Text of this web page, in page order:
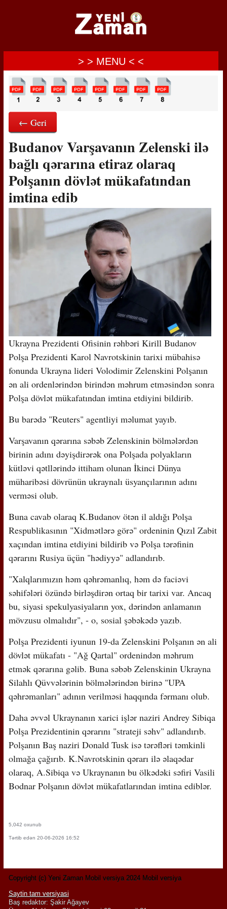
> > MENU < <
← Geri
Budanov Varşavanın Zelenski ilə
bağlı qərarına etiraz olaraq
Polşanın dövlət mükafatından
imtina edib
Ukrayna Prezidenti Ofisinin rəhbəri Kirill Budanov
Polşa Prezidenti Karol Navrotskinin tarixi mübahisə
fonunda Ukrayna lideri Volodimir Zelenskini Polşanın
ən ali ordenlərindən birindən məhrum etməsindən sonra
Polşa dövlət mükafatından imtina etdiyini bildirib.
Bu barədə "Reuters" agentliyi məlumat yayıb.
Varşavanın qərarına səbəb Zelenskinin bölmələrdən
birinin adını dəyişdirərək ona Polşada polyakların
kütləvi qətllərində ittiham olunan İkinci Dünya
müharibəsi dövrünün ukraynalı üsyançılarının adını
verməsi olub.
Buna cavab olaraq K.Budanov ötən il aldığı Polşa
Respublikasının "Xidmətlərə görə" ordeninin Qızıl Zabit
xaçından imtina etdiyini bildirib və Polşa tərəfinin
qərarını Rusiya üçün "hədiyyə" adlandırıb.
"Xalqlarımızın həm qəhrəmanlıq, həm də faciəvi
səhifələri özündə birləşdirən ortaq bir tarixi var. Ancaq
bu, siyasi spekulyasiyaların yox, dərindən anlamanın
mövzusu olmalıdır", - o, sosial şəbəkədə yazıb.
Polşa Prezidenti iyunun 19-da Zelenskini Polşanın ən ali
dövlət mükafatı - "Ağ Qartal" ordenindən məhrum
etmək qərarına gəlib. Buna səbəb Zelenskinin Ukrayna
Silahlı Qüvvələrinin bölmələrindən birinə "UPA
qəhrəmanları" adının verilməsi haqqında fərmanı olub.
Daha əvvəl Ukraynanın xarici işlər naziri Andrey Sibiqa
Polşa Prezidentinin qərarını "strateji səhv" adlandırıb.
Polşanın Baş naziri Donald Tusk isə tərəfləri təmkinli
olmağa çağırıb. K.Navrotskinin qərarı ilə əlaqədar
olaraq, A.Sibiqa və Ukraynanın bu ölkədəki səfiri Vasili
Bodnar Polşanın dövlət mükafatlarından imtina ediblər.
5,042 oxunub
Tərtib edən 20-06-2026 16:52
Copyright (c) Yeni Zaman Mobil versiya 2024 Mobil versiya
Saytin tam versiyasi
Baş redaktor: Şakir Ağayev